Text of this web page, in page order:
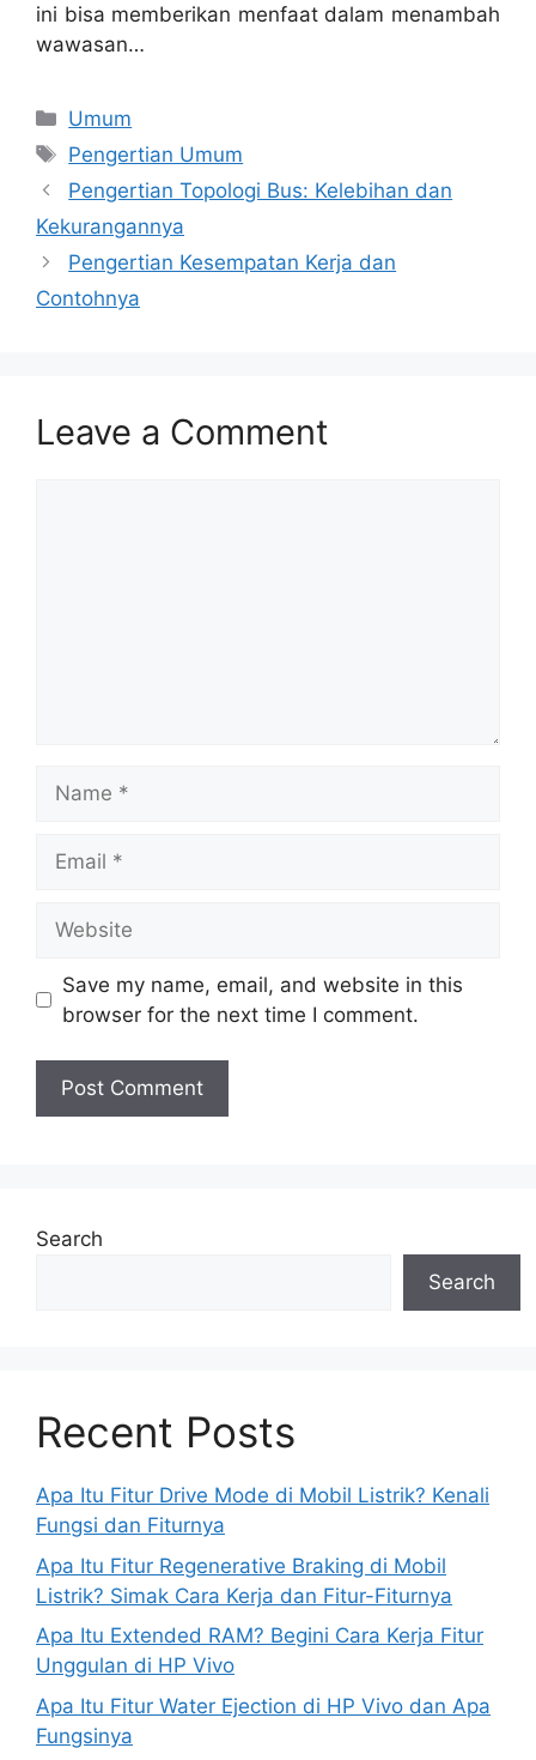
ini bisa memberikan menfaat dalam menambah
wawasan…
Categories
Umum
Tags
Pengertian Umum
Pengertian Topologi Bus: Kelebihan dan
Kekurangannya
Pengertian Kesempatan Kerja dan
Contohnya
Leave a Comment
Save my name, email, and website in this
browser for the next time I comment.
Search
Search
Recent Posts
Apa Itu Fitur Drive Mode di Mobil Listrik? Kenali
Fungsi dan Fiturnya
Apa Itu Fitur Regenerative Braking di Mobil
Listrik? Simak Cara Kerja dan Fitur-Fiturnya
Apa Itu Extended RAM? Begini Cara Kerja Fitur
Unggulan di HP Vivo
Apa Itu Fitur Water Ejection di HP Vivo dan Apa
Fungsinya